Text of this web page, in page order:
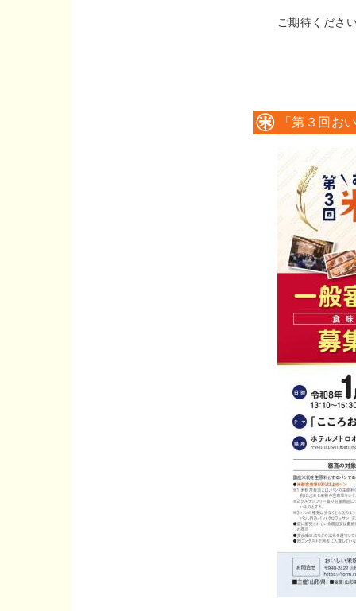
ご期待くださ
「第３回お